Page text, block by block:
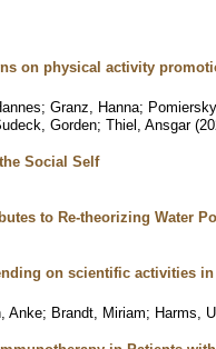
on physical activity
; Granz, Hanna;
Gorden; Thiel, Ansgar (
Social Self
to Re-theorizing Water
on scientific activities
Anke; Brandt, Miriam; Harms,